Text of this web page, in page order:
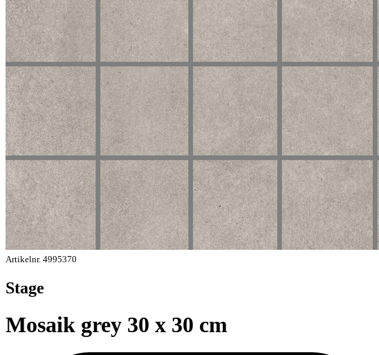
Artikelnr. 4995370
Stage
Mosaik grey 30 x 30 cm